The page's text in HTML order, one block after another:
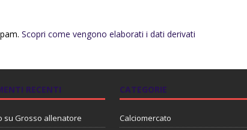
Scopri come vengono elaborati i dati derivati
RECENTI
su Grosso allenatore
CATEGORIE
Calciomercato